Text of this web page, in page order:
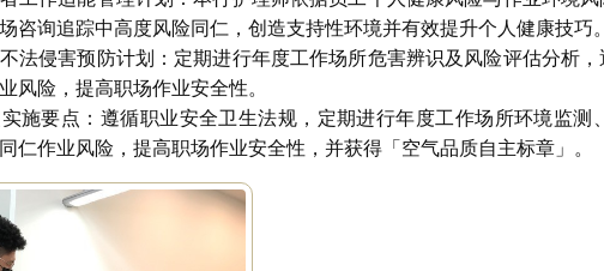
咨询追踪中高度风险同仁，创造支持性环境并有效提升个人健康技巧。
法侵害预防计划：定期进行年度工作场所危害辨识及风险评估分析
风险，提高职场作业安全性。
施要点：遵循职业安全卫生法规，定期进行年度工作场所环境监
仁作业风险，提高职场作业安全性，并获得「空气品质自主标章」。